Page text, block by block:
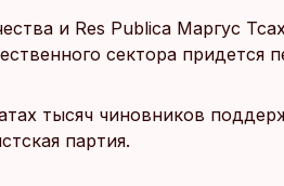
и Res Publica Маргус
сектора придется
тысяч чиновников
партия.